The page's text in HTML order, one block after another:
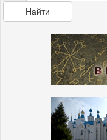
Найти